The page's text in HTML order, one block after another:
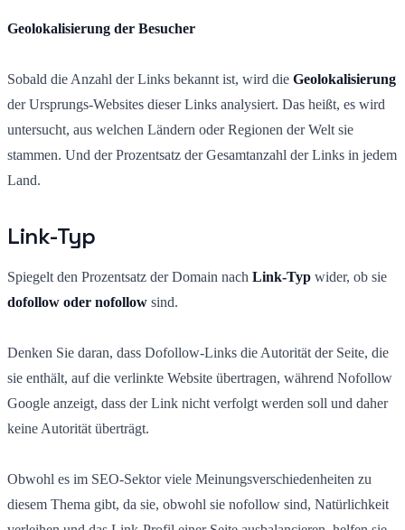
Geolokalisierung der Besucher
Sobald die Anzahl der Links bekannt ist, wird die Geolokalisierung
der Ursprungs-Websites dieser Links analysiert. Das heißt, es wird
untersucht, aus welchen Ländern oder Regionen der Welt sie
stammen. Und der Prozentsatz der Gesamtanzahl der Links in jedem
Land.
Link-Typ
Spiegelt den Prozentsatz der Domain nach Link-Typ wider, ob sie
dofollow oder nofollow sind.
Denken Sie daran, dass Dofollow-Links die Autorität der Seite, die
sie enthält, auf die verlinkte Website übertragen, während Nofollow
Google anzeigt, dass der Link nicht verfolgt werden soll und daher
keine Autorität überträgt.
Obwohl es im SEO-Sektor viele Meinungsverschiedenheiten zu
diesem Thema gibt, da sie, obwohl sie nofollow sind, Natürlichkeit